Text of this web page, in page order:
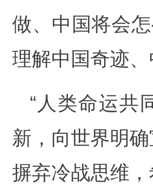
做、中国将会
理解中国奇迹
“人类命运共
新，向世界明
摒弃冷战思维